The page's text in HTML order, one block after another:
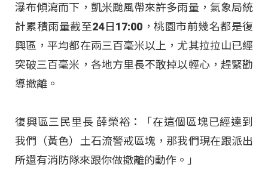
瀑布傾瀉而下，凱米颱風帶來許多雨量，氣象局統
計累積雨量截至24日17:00，桃園市前幾名都是復
興區，平均都在兩三百毫米以上，尤其拉拉山已經
突破三百毫米，各地方里長不敢掉以輕心，趕緊勸
導撤離。
復興區三民里長 薛榮裕：「在這個區塊已經達到
我們（黃色）土石流警戒區塊，那我們現在跟派出
所還有消防隊來跟你做撤離的動作。」